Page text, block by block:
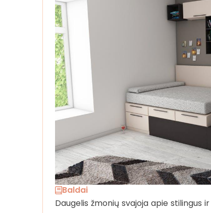
Baldai
Daugelis žmonių svajoja apie stilingus